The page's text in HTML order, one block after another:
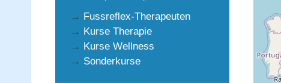
→ Fussreflex-Therapeuten
→ Kurse Therapie
→ Kurse Wellness
→ Sonderkurse